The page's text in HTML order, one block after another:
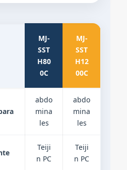
MJ-
SST
H80
0C
MJ-
SST
H12
00C
abdo
mina
les
abdo
mina
les
Teiji
n PC
Teiji
n PC